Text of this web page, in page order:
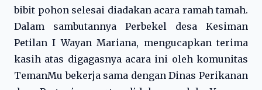
bibit pohon selesai diadakan acara ramah tamah.
Dalam sambutannya Perbekel desa Kesiman
Petilan I Wayan Mariana, mengucapkan terima
kasih atas digagasnya acara ini oleh komunitas
TemanMu bekerja sama dengan Dinas Perikanan